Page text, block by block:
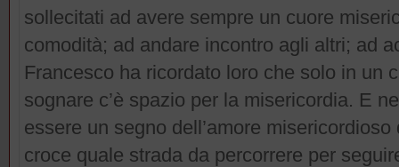
sollecitati ad avere sempre un cuore
comodità; ad andare incontro agli altri; ad
Francesco ha ricordato loro che solo in un
sognare c’è spazio per la misericordia. E
essere un segno dell’amore
croce quale strada da percorrere per